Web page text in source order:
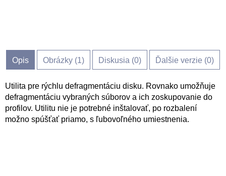
Opis Obrázky (1) Diskusia (0) Ďalšie verzie (0)
Utilita pre rýchlu defragmentáciu disku. Rovnako umožňuje
defragmentáciu vybraných súborov a ich zoskupovanie do
profilov. Utilitu nie je potrebné inštalovať, po rozbalení
možno spúšťať priamo, s ľubovoľného umiestnenia.